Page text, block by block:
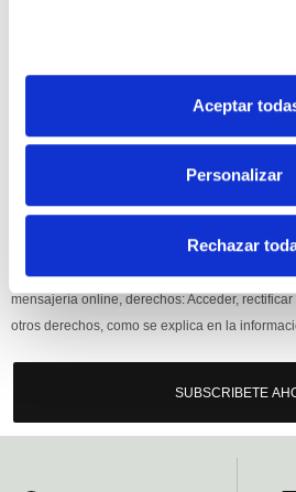
Aceptar
Personalizar
Rechazar
Responsable: HIJOS DE JOSÉ SERRATS S.A.
fines comerciales, legitimación:
mensajería online, derechos: Acceder,
otros derechos, como se explica en la
SUBSCRIBETE